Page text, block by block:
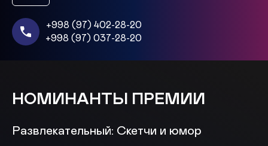
+998 (97) 402-28-20
+998 (97) 037-28-20
НОМИНАНТЫ ПРЕМИИ
Развлекательный: Скетчи и юмор